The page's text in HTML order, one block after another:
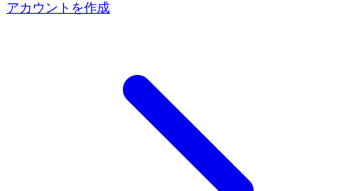
アカウントを作成